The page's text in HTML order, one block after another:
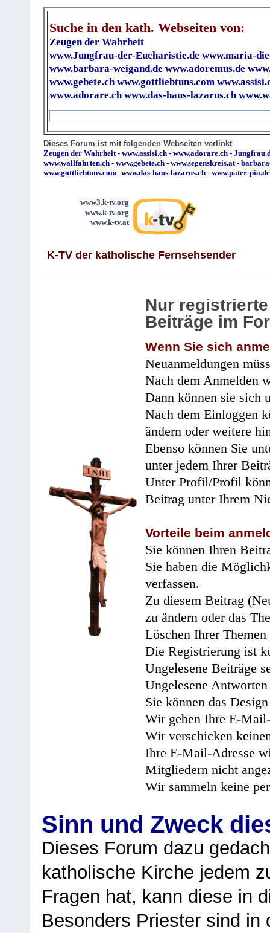
Suche in den kath. Webseiten von:
Zeugen der Wahrheit
www.Jungfrau-der-Eucharistie.de www.maria-
www.barbara-weigand.de www.adoremus.de
www.gebete.ch www.gottliebtuns.com
www.adorare.ch www.das-haus-lazarus.ch
Dieses Forum ist mit folgenden Webseiten verlinkt
Zeugen der Wahrheit - www.assisi.ch - www.adorare.ch -
www.wallfahrten.ch - www.gebete.ch - www.segenskreis.at -
www.gottliebtuns.com- www.das-haus-lazarus.ch - www.pater-pio.de
www3.k-tv.org
www.k-tv.org
www.k-tv.at
K-TV der katholische Fernsehsender
Nur
Beiträge im
Wenn Sie sich
Neuanmeldungen
Nach dem Anmelden
Dann können sie sich
Nach dem Einloggen
ändern oder weitere
Ebenso können Sie
unter jedem Ihrer
Unter Profil/Profil
Beitrag unter Ihrem
Vorteile beim
Sie können Ihren
Sie haben die
verfassen.
Zu diesem Beitrag
zu ändern oder das
Löschen Ihrer
Die Registrierung ist
Ungelesene Beiträge
Ungelesene
Sie können das
Wir geben Ihre E-
Wir verschicken
Ihre E-Mail-Adresse
Mitgliedern nicht
Wir sammeln keine
Sinn und Zweck
Dieses Forum dazu
katholische Kirche jedem
Fragen hat, kann diese in
Besonders Priester sind in